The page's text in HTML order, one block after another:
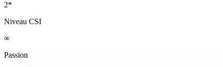
2*
Niveau CSI
∞
Passion